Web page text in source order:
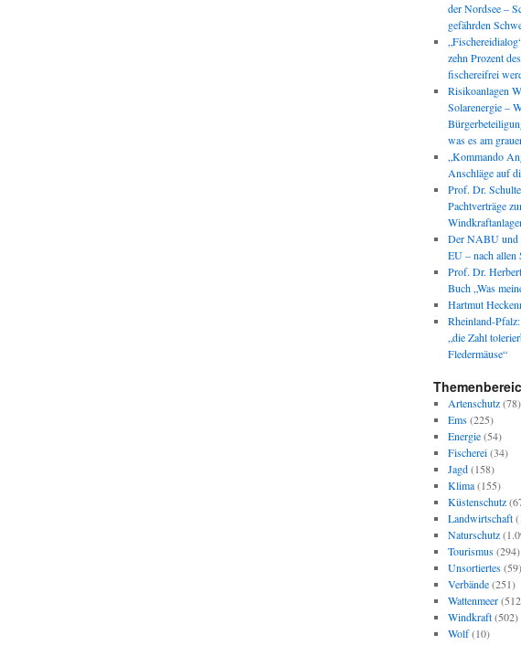
der Nordsee –
gefährden
zehn Prozent
fischereifrei
Risikoanlagen
Solarenergie –
was es am
„Kommando
Anschläge auf
Prof. Dr.
Pachtverträge
Der NABU und
EU – nach allen
Prof. Dr.
Buch „Was
Hartmut
Rheinland-
„die Zahl
Fledermäuse“
Artenschutz(78)
Ems(225)
Energie(54)
Fischerei(34)
Jagd(158)
Klima(155)
Küstenschutz
Landwirtschaft
Naturschutz
Tourismus(294)
Unsortiertes(59)
Verbände(251)
Wattenmeer
Windkraft(502)
Wolf(10)